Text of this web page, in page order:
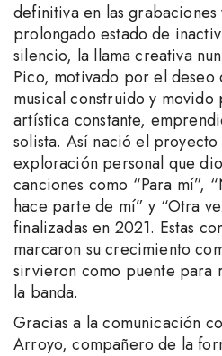
definitiva en las
prolongado estado de
silencio, la llama creativa
Pico, motivado por el deseo
musical construido y
artística constante,
solista. Así nació el
exploración personal que
canciones como “Para mí”,
hace parte de mí” y “Otra
finalizadas en 2021. Estas
marcaron su crecimiento
sirvieron como puente para
la banda.
Gracias a la comunicación
Arroyo, compañero de la